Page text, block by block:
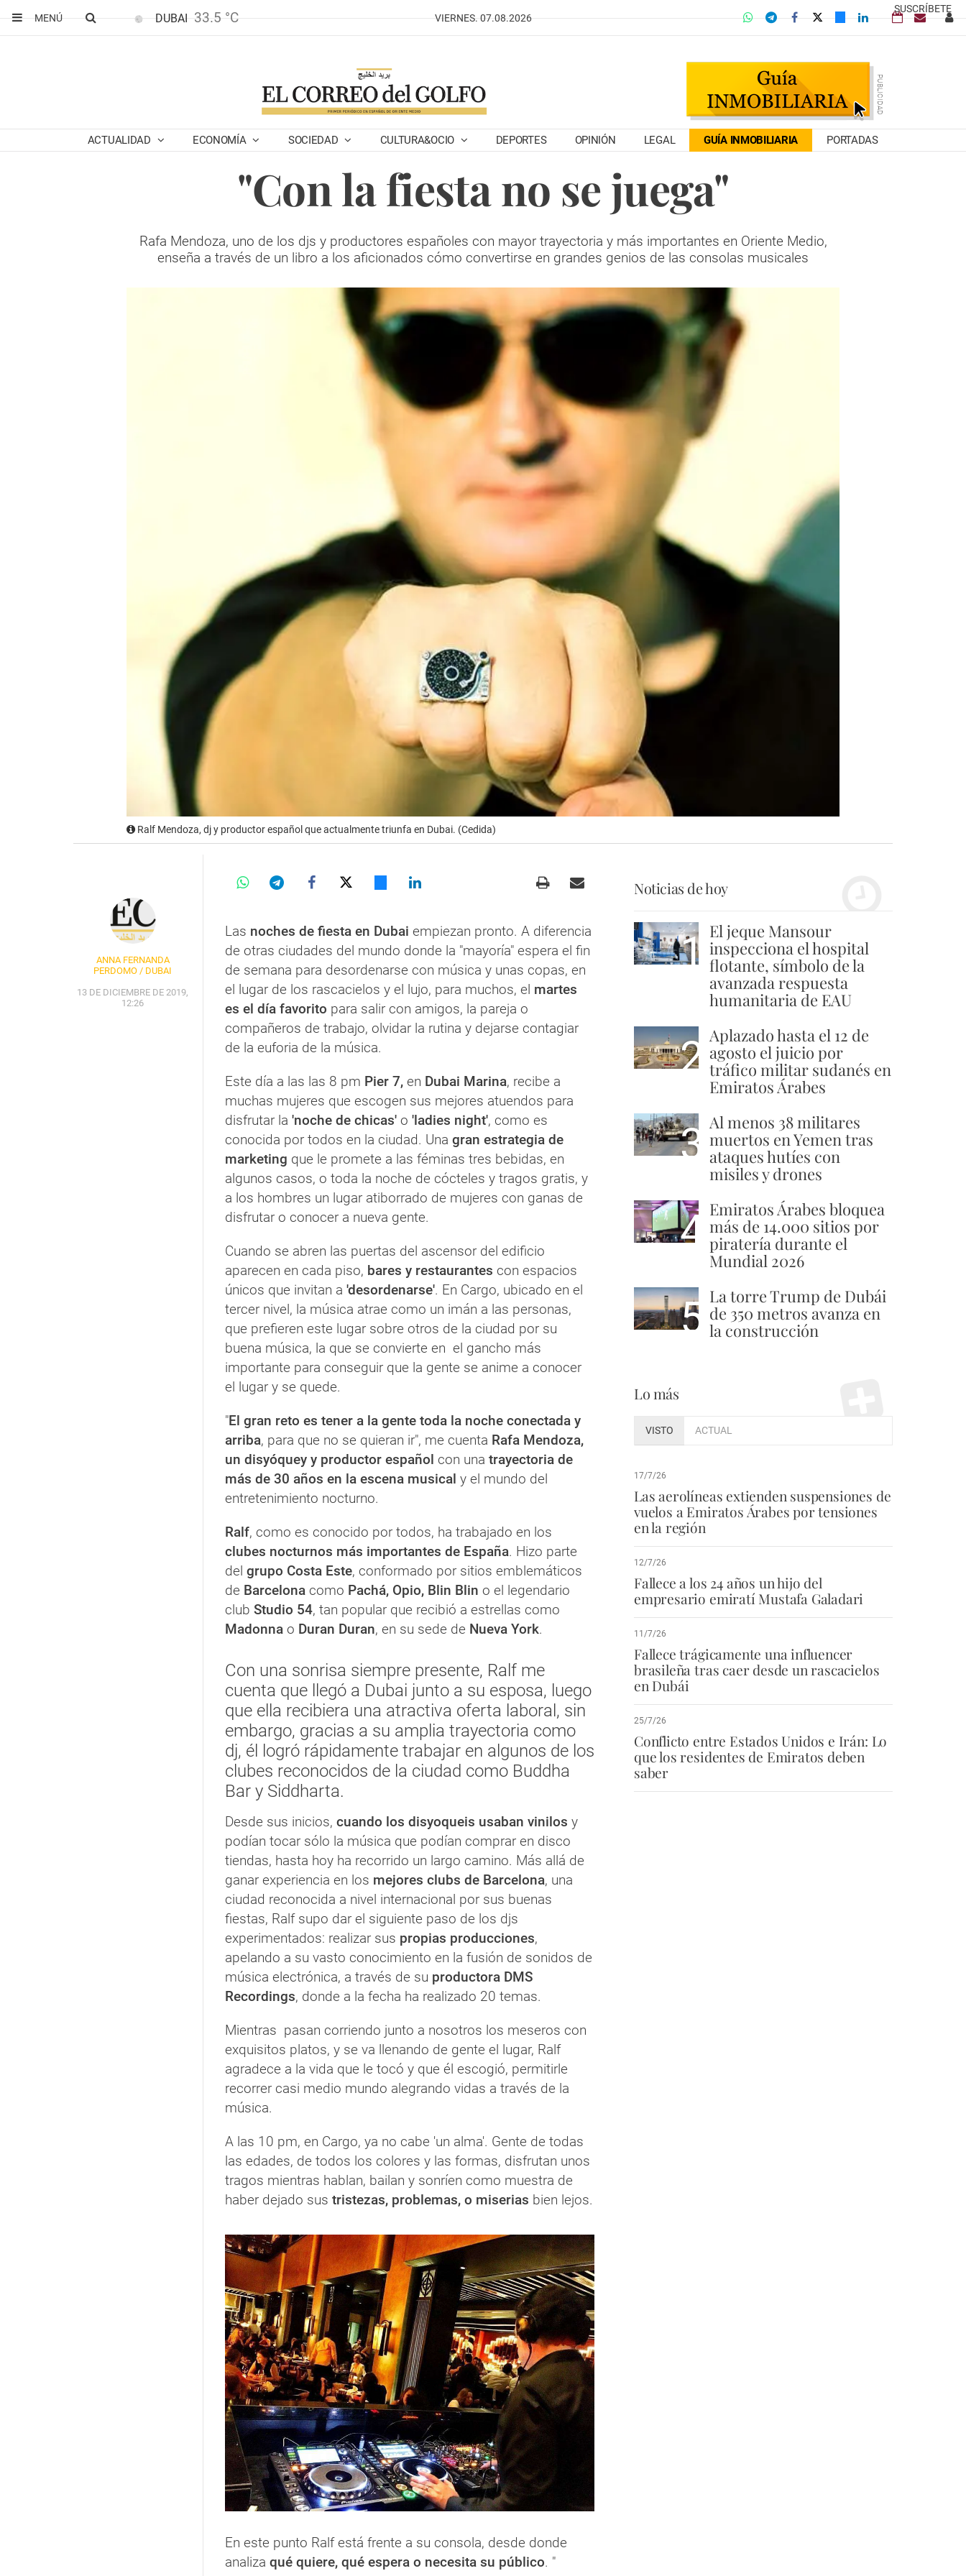
SUSCRÍBETE
MENÚ
DUBAI 33.5 °C VIERNES. 07.08.2026
ACTUALIDAD ECONOMÍA SOCIEDAD CULTURA&OCIO DEPORTES OPINIÓN LEGAL GUÍA INMOBILIARIA PORTADAS
"Con la fiesta no se juega"
Rafa Mendoza, uno de los djs y productores españoles con mayor trayectoria y más importantes en Oriente Medio,
enseña a través de un libro a los aficionados cómo convertirse en grandes genios de las consolas musicales
Ralf Mendoza, dj y productor español que actualmente triunfa en Dubai. (Cedida)
ANNA FERNANDA
PERDOMO / DUBAI
13 DE DICIEMBRE DE 2019,
12:26
Las noches de fiesta en Dubai empiezan pronto. A diferencia
de otras ciudades del mundo donde la "mayoría" espera el fin
de semana para desordenarse con música y unas copas, en
el lugar de los rascacielos y el lujo, para muchos, el martes
es el día favorito para salir con amigos, la pareja o
compañeros de trabajo, olvidar la rutina y dejarse contagiar
de la euforia de la música.
Este día a las las 8 pm Pier 7, en Dubai Marina, recibe a
muchas mujeres que escogen sus mejores atuendos para
disfrutar la 'noche de chicas' o 'ladies night', como es
conocida por todos en la ciudad. Una gran estrategia de
marketing que le promete a las féminas tres bebidas, en
algunos casos, o toda la noche de cócteles y tragos gratis, y
a los hombres un lugar atiborrado de mujeres con ganas de
disfrutar o conocer a nueva gente.
Cuando se abren las puertas del ascensor del edificio
aparecen en cada piso, bares y restaurantes con espacios
únicos que invitan a 'desordenarse'. En Cargo, ubicado en el
tercer nivel, la música atrae como un imán a las personas,
que prefieren este lugar sobre otros de la ciudad por su
buena música, la que se convierte en el gancho más
importante para conseguir que la gente se anime a conocer
el lugar y se quede.
"El gran reto es tener a la gente toda la noche conectada y
arriba, para que no se quieran ir", me cuenta Rafa Mendoza,
un disyóquey y productor español con una trayectoria de
más de 30 años en la escena musical y el mundo del
entretenimiento nocturno.
Ralf, como es conocido por todos, ha trabajado en los
clubes nocturnos más importantes de España. Hizo parte
del grupo Costa Este, conformado por sitios emblemáticos
de Barcelona como Pachá, Opio, Blin Blin o el legendario
club Studio 54, tan popular que recibió a estrellas como
Madonna o Duran Duran, en su sede de Nueva York.
Con una sonrisa siempre presente, Ralf me
cuenta que llegó a Dubai junto a su esposa, luego
que ella recibiera una atractiva oferta laboral, sin
embargo, gracias a su amplia trayectoria como
dj, él logró rápidamente trabajar en algunos de los
clubes reconocidos de la ciudad como Buddha
Bar y Siddharta.
Desde sus inicios, cuando los disyoqueis usaban vinilos y
podían tocar sólo la música que podían comprar en disco
tiendas, hasta hoy ha recorrido un largo camino. Más allá de
ganar experiencia en los mejores clubs de Barcelona, una
ciudad reconocida a nivel internacional por sus buenas
fiestas, Ralf supo dar el siguiente paso de los djs
experimentados: realizar sus propias producciones,
apelando a su vasto conocimiento en la fusión de sonidos de
música electrónica, a través de su productora DMS
Recordings, donde a la fecha ha realizado 20 temas.
Mientras pasan corriendo junto a nosotros los meseros con
exquisitos platos, y se va llenando de gente el lugar, Ralf
agradece a la vida que le tocó y que él escogió, permitirle
recorrer casi medio mundo alegrando vidas a través de la
música.
A las 10 pm, en Cargo, ya no cabe 'un alma'. Gente de todas
las edades, de todos los colores y las formas, disfrutan unos
tragos mientras hablan, bailan y sonríen como muestra de
haber dejado sus tristezas, problemas, o miserias bien lejos.
En este punto Ralf está frente a su consola, desde donde
analiza qué quiere, qué espera o necesita su público. "
Noticias de hoy
1 El jeque Mansour
inspecciona el hospital
flotante, símbolo de la
avanzada respuesta
humanitaria de EAU
2 Aplazado hasta el 12 de
agosto el juicio por
tráfico militar sudanés en
Emiratos Árabes
3 Al menos 38 militares
muertos en Yemen tras
ataques hutíes con
misiles y drones
4 Emiratos Árabes bloquea
más de 14.000 sitios por
piratería durante el
Mundial 2026
5 La torre Trump de Dubái
de 350 metros avanza en
la construcción
Lo más
VISTO ACTUAL
17/7/26
Las aerolíneas extienden suspensiones de
vuelos a Emiratos Árabes por tensiones
en la región
12/7/26
Fallece a los 24 años un hijo del
empresario emiratí Mustafa Galadari
11/7/26
Fallece trágicamente una influencer
brasileña tras caer desde un rascacielos
en Dubái
25/7/26
Conflicto entre Estados Unidos e Irán: Lo
que los residentes de Emiratos deben
saber